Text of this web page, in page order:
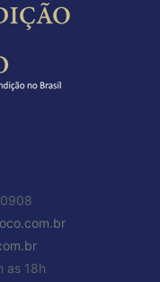
as 18h